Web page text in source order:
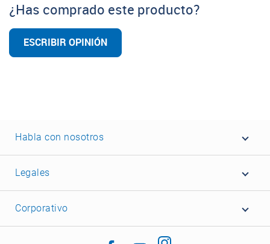
¿Has comprado este producto?
ESCRIBIR OPINIÓN
Habla con nosotros
Legales
Corporativo